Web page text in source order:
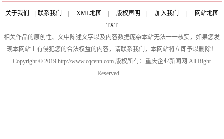
关于我们 | 联系我们 | XML地图 | 版权声明 | 加入我们 |
网站地图
TXT
相关作品的原创性、文中陈述文字以及内容数据庞杂本站无法一一核实，如果您发
现本网站上有侵犯您的合法权益的内容，请联系我们，本网站将立即予以删除！
Copyright © 2019 http://www.cqcenn.com 版权所有：重庆企业新闻网 All Right
Reserved.